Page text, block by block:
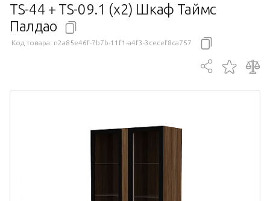
TS-44 + TS-09.1 (х2) Шкаф Таймс
Палдао
Код товара: n2a85e46f-7b7b-11f1-a4f3-3cecef8ca757